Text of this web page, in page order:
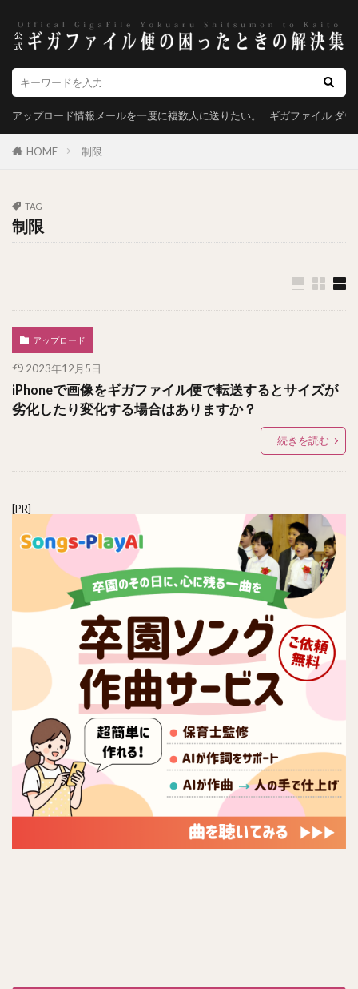
アップロード情報メールを一度に複数人に送りたい。 ギガファイル ダ
HOME 制限
TAG
制限
アップロード
2023年12月5日
iPhoneで画像をギガファイル便で転送するとサイズが
劣化したり変化する場合はありますか？
続きを読む
[PR]